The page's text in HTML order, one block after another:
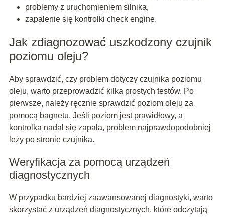
problemy z uruchomieniem silnika,
zapalenie się kontrolki check engine.
Jak zdiagnozować uszkodzony czujnik
poziomu oleju?
Aby sprawdzić, czy problem dotyczy czujnika poziomu
oleju, warto przeprowadzić kilka prostych testów. Po
pierwsze, należy ręcznie sprawdzić poziom oleju za
pomocą bagnetu. Jeśli poziom jest prawidłowy, a
kontrolka nadal się zapala, problem najprawdopodobniej
leży po stronie czujnika.
Weryfikacja za pomocą urządzeń
diagnostycznych
W przypadku bardziej zaawansowanej diagnostyki, warto
skorzystać z urządzeń diagnostycznych, które odczytają